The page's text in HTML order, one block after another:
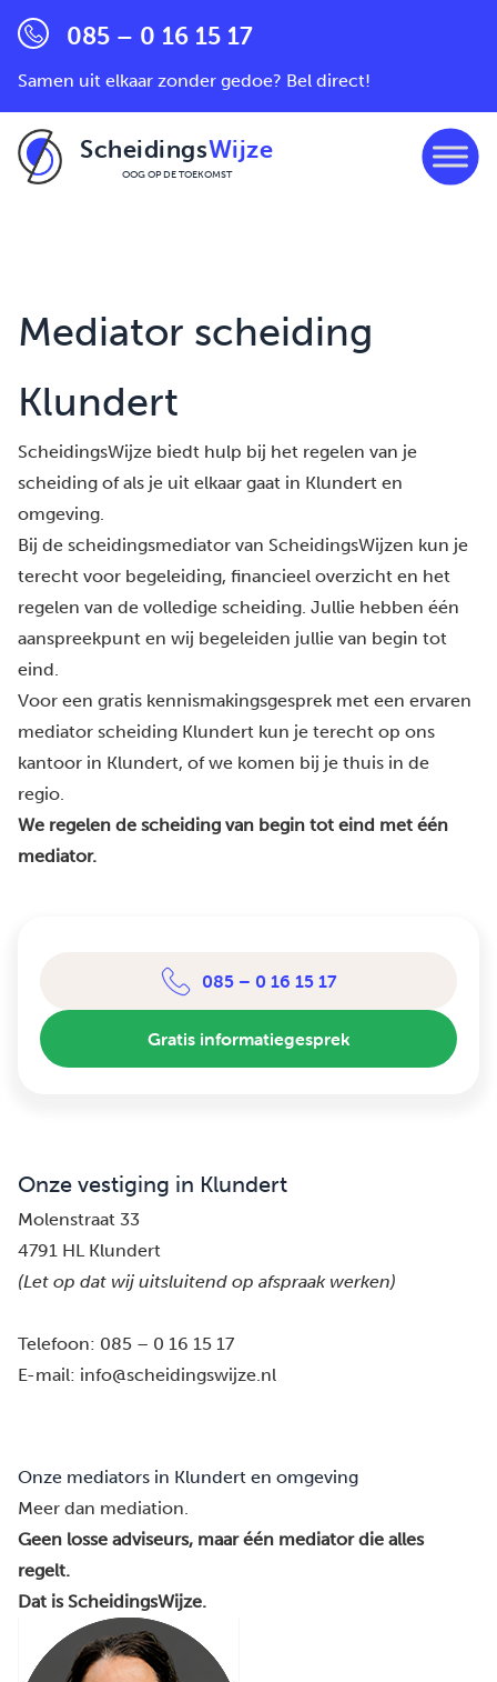
085 – 0 16 15 17
Samen uit elkaar zonder gedoe? Bel direct!
ScheidingsWijze
OOG OP DE TOEKOMST
Mediator scheiding
Klundert
ScheidingsWijze biedt hulp bij het regelen van je
scheiding of als je uit elkaar gaat in Klundert en
omgeving.
Bij de scheidingsmediator van ScheidingsWijzen kun je
terecht voor begeleiding, financieel overzicht en het
regelen van de volledige scheiding. Jullie hebben één
aanspreekpunt en wij begeleiden jullie van begin tot
eind.
Voor een gratis kennismakingsgesprek met een ervaren
mediator scheiding Klundert kun je terecht op ons
kantoor in Klundert, of we komen bij je thuis in de
regio.
We regelen de scheiding van begin tot eind met één
mediator.
085 – 0 16 15 17
Gratis informatiegesprek
Onze vestiging in Klundert
Molenstraat 33
4791 HL Klundert
(Let op dat wij uitsluitend op afspraak werken)
Telefoon: 085 – 0 16 15 17
E-mail: info@scheidingswijze.nl
Onze mediators in Klundert en omgeving
Meer dan mediation.
Geen losse adviseurs, maar één mediator die alles
regelt.
Dat is ScheidingsWijze.